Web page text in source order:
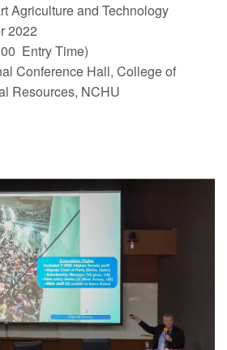
Agriculture and Technology
2022
Entry Time)
Conference Hall, College of
Resources, NCHU